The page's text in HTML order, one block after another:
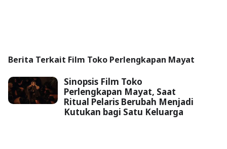
Berita Terkait Film Toko Perlengkapan Mayat
Sinopsis Film Toko
Perlengkapan Mayat, Saat
Ritual Pelaris Berubah Menjadi
Kutukan bagi Satu Keluarga